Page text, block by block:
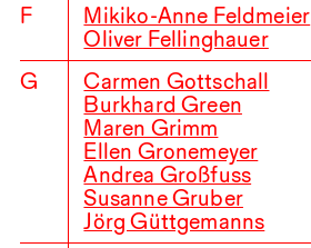
F
Mikiko-Anne Feldmeier
Oliver Fellinghauer
G
Carmen Gottschall
Burkhard Green
Maren Grimm
Ellen Gronemeyer
Andrea Großfuss
Susanne Gruber
Jörg Güttgemanns